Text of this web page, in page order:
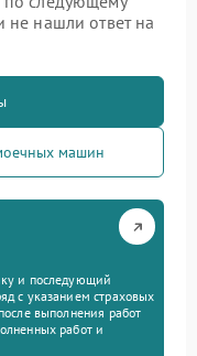
не нашли ответ на
машин
и последующий
с указанием страховых
выполнения работ
работ и